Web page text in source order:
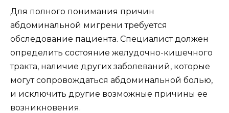
Для полного понимания причин
абдоминальной мигрени требуется
обследование пациента. Специалист должен
определить состояние желудочно-кишечного
тракта, наличие других заболеваний, которые
могут сопровождаться абдоминальной болью,
и исключить другие возможные причины ее
возникновения.